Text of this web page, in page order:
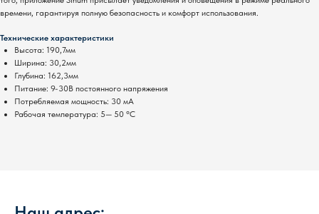
времени, гарантируя полную безопасность и комфорт использования.
Технические характеристики
Высота: 190,7мм
Ширина: 30,2мм
Глубина: 162,3мм
Питание: 9-30В постоянного напряжения
Потребляемая мощность: 30 мА
Рабочая температура: 5— 50 °C